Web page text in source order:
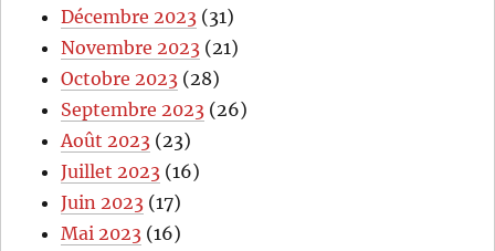
Décembre 2023 (31)
Novembre 2023 (21)
Octobre 2023 (28)
Septembre 2023 (26)
Août 2023 (23)
Juillet 2023 (16)
Juin 2023 (17)
Mai 2023 (16)